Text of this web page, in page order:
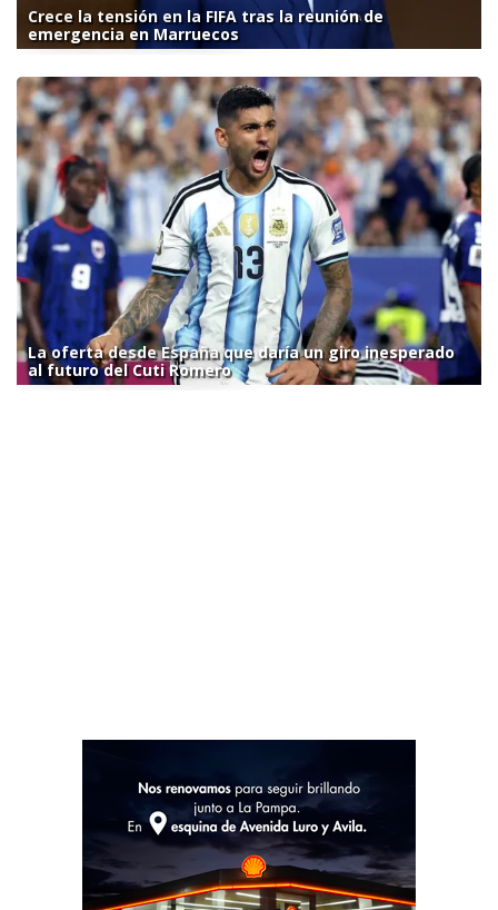
Crece la tensión en la FIFA tras la reunión de
emergencia en Marruecos
La oferta desde España que daría un giro inesperado
al futuro del Cuti Romero